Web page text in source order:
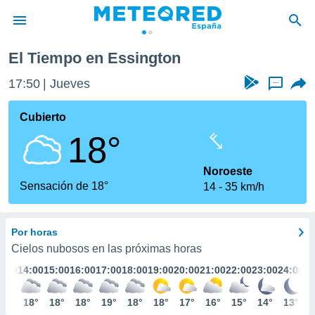
de
por
se
calidad.
a este
las
y
forma
digital
basada
El Tiempo en Essington
17:50 Jueves ...
Cubierto
18°
Sensación de 18°
Noroeste
14
35 km/h
Por horas
Cielos nubosos en las próximas horas
14:00
18°
15:00
18°
16:00
18°
17:00
19°
18:00
18°
19:00
18°
20:00
17°
21:00
16°
22:00
15°
23:00
14°
24:00
13°